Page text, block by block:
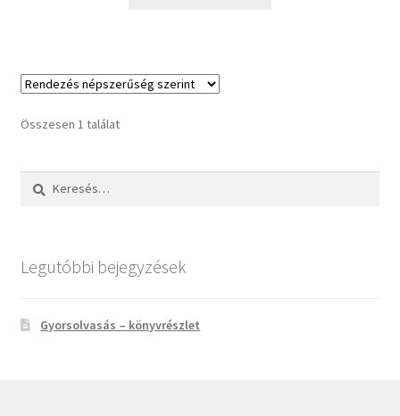
Összesen 1 találat
Legutóbbi bejegyzések
Gyorsolvasás – könyvrészlet